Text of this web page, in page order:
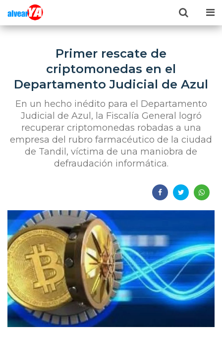
Primer rescate de
criptomonedas en el
Departamento Judicial de Azul
En un hecho inédito para el Departamento
Judicial de Azul, la Fiscalía General logró
recuperar criptomonedas robadas a una
empresa del rubro farmacéutico de la ciudad
de Tandil, víctima de una maniobra de
defraudación informática.